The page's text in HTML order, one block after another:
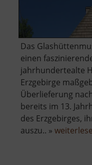
Das
einen
jahrhundertealte
Erzgebirge
Überlieferung
bereits im 13.
des Erzgebirges,
auszu.. »